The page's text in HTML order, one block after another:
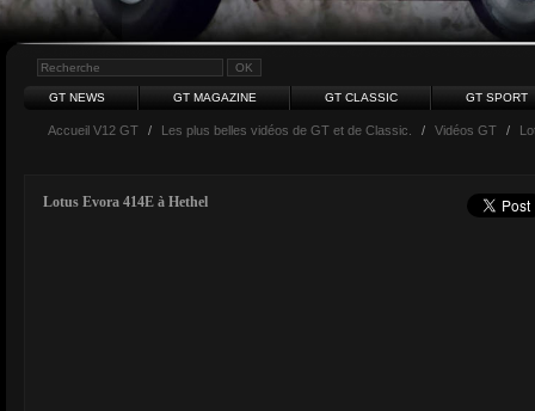
GT NEWS GT MAGAZINE GT CLASSIC GT SPORT
Accueil V12 GT / Les plus belles vidéos de GT et de Classic. / Vidéos GT /
Lotus Evora 414E à Hethel